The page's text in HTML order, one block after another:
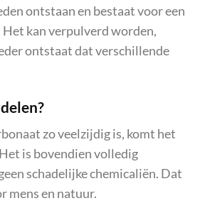
ontstaan en bestaat voor een
kan verpulverd worden,
ontstaat dat verschillende
zo veelzijdig is, komt het
is bovendien volledig
schadelijke chemicaliën. Dat
mens en natuur.